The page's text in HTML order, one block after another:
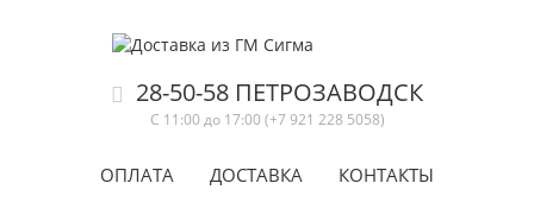
28-50-58 ПЕТРОЗАВОДСК
С 11:00 до 17:00 (+7 921 228 5058)
ОПЛАТА ДОСТАВКА КОНТАКТЫ